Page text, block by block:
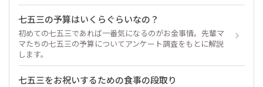
七五三の予算はいくらぐらいなの？
初めての七五三であれば一番気になるのがお金事情。先輩マ
マたちの七五三の予算についてアンケート調査をもとに解説
します。
七五三をお祝いするための食事の段取り